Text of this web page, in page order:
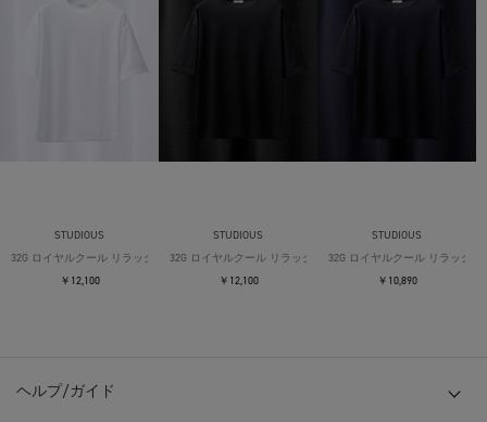
STUDIOUS
32G ロイヤルクール リラックスTシャツ
￥12,100
STUDIOUS
32G ロイヤルクール リラックスTシャツ
￥12,100
STUDIOUS
32G ロイヤルクール リラックス
￥10,890
ヘルプ/ガイド